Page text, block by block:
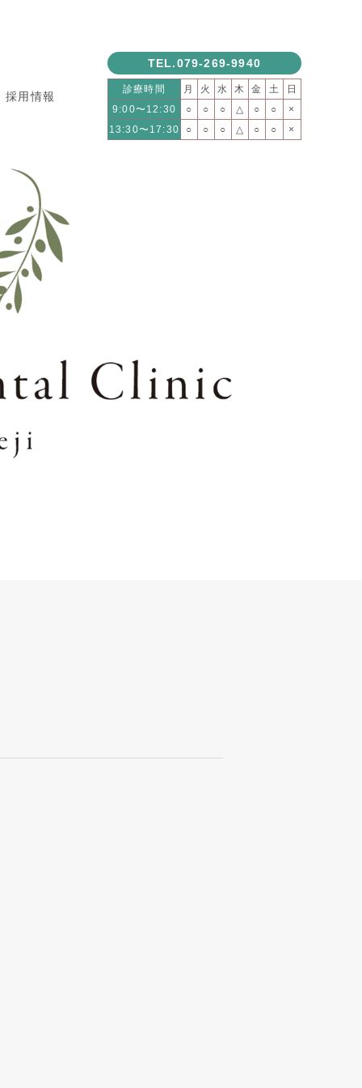
採用情報
TEL.079-269-9940
診療時間 月 火 水 木 金 土
日
9:00〜12:30
○ ○ ○ △ ○ ○
×
13:30〜17:30
○ ○ ○ △ ○ ○ ×